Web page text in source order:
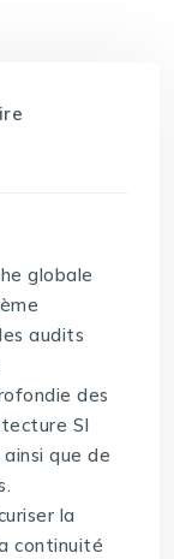
globale
audits
des
SI
que de
la
continuité